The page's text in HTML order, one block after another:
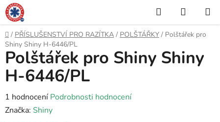
Přejít
na
obsah
Hledat
KOŠÍK
Domů
/ PŘÍSLUŠENSTVÍ PRO RAZÍTKA / POLŠTÁŘKY / Polštářek pro
Shiny Shiny H-6446/PL
Polštářek pro Shiny Shiny
H-6446/PL
Průměrné
hodnocení
1 hodnocení Podrobnosti hodnocení
Značka: Shiny